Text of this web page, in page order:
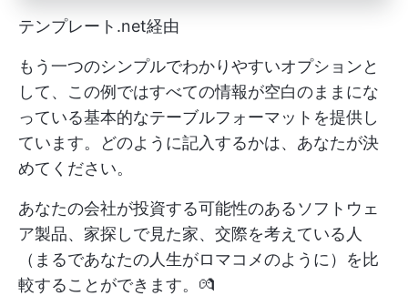
テンプレート.net経由
もう一つのシンプルでわかりやすいオプションと
して、この例ではすべての情報が空白のままにな
っている基本的なテーブルフォーマットを提供し
ています。どのように記入するかは、あなたが決
めてください。
あなたの会社が投資する可能性のあるソフトウェ
ア製品、家探しで見た家、交際を考えている人
（まるであなたの人生がロマコメのように）を比
較することができます。💏